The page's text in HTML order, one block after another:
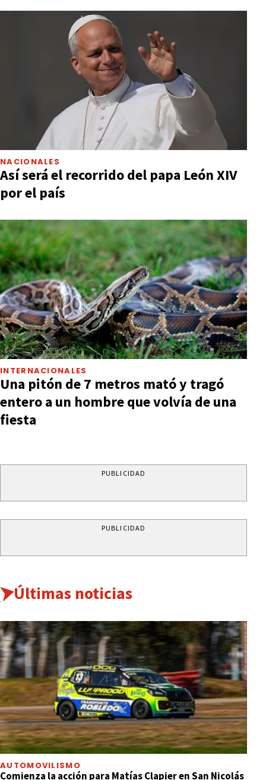
NACIONALES
Así será el recorrido del papa León XIV
por el país
INTERNACIONALES
Una pitón de 7 metros mató y tragó
entero a un hombre que volvía de una
fiesta
PUBLICIDAD
PUBLICIDAD
Últimas noticias
AUTOMOVILISMO
Comienza la acción para Matías Clapier en San Nicolás